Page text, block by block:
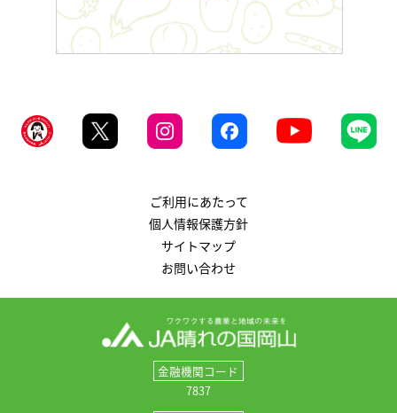
ご利用にあたって
個人情報保護方針
サイトマップ
お問い合わせ
金融機関コード
7837